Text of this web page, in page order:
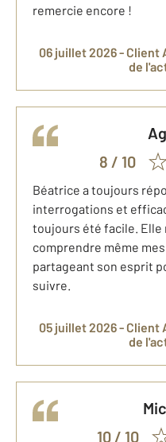
remercie encore !
06 juillet 2026 - Client
de
8 / 10
Béatrice a toujours
interrogations et
toujours été facile. Elle
comprendre même
partageant son esprit
suivre.
05 juillet 2026 - Client
de
10/ 10